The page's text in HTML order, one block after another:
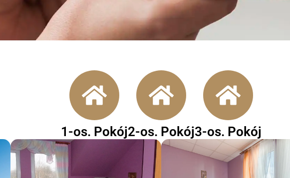
1-os. Pokój2-os. Pokój3-os. Pokój